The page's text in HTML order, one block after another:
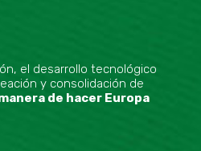
el desarrollo tecnológico
y consolidación de
de hacer Europa